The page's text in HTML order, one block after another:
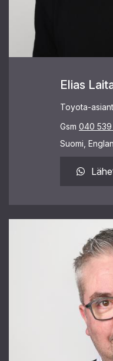
Elias
Toyota-
Gsm 040
Suomi,